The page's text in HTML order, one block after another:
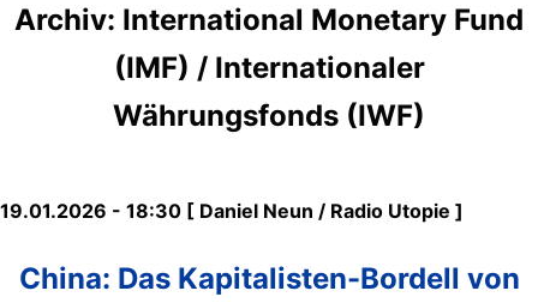
Archiv: International Monetary Fund
(IMF) / Internationaler
Währungsfonds (IWF)
19.01.2026 - 18:30 [ Daniel Neun / Radio Utopie ]
China: Das Kapitalisten-Bordell von